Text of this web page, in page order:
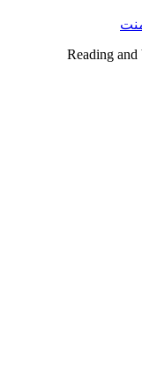
Reading